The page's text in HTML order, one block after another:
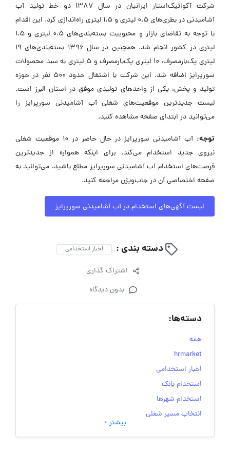
شرکت آکواتیک‌استار ایرانیان در سال ۱۳۸۷ دو خط تولید آب
آشامیدنی در بطری‌های ۰.۵ لیتری و ۱.۵ لیتری راه‌اندازی کرد. این اقدام
با توجه به تقاضای بازار و محبوبیت بسته‌بندی‌های ۰.۵ لیتری و ۱.۵
لیتری در کشور انجام شد. همچنین در سال ۱۳۹۶ بسته‌بندی‌های ۱۹
لیتری یک‌بارمصرف، ۱۰ لیتری یک‌بارمصرف و ۵ لیتری به سبد محصولات
سورپرایز اضافه شد. این شرکت با اشتغال حدود ۵۰۰ نفر در حوزه
تولید و پخش، یکی از واحدهای تولیدی موفق در استان البرز است.
لیست جدیدترین موقعیت‌های شغلی آب آشامیدنی سورپرایز را
می‌توانید در ابتدای صفحه مشاهده کنید.
توجه:
آب آشامیدنی سورپرایز در حال حاضر در ۱۰ موقعیت شغلی
نیروی جدید استخدام می‌کند. برای اینکه همواره از جدیدترین
فرصت‌های استخدام آب آشامیدنی سورپرایز مطلع باشید، می‌توانید به
صفحه اختصاصی آن در جاب‌ویژن مراجعه کنید.
لیست آگهی‌های استخدام در آب آشامیدنی سورپرایز
دسته بندی : اخبار استخدامی
اشتراک گذاری
بدون دیدگاه
دسته‌ها:
همه
hrmarket
اخبار استخدامی
استخدام بانک
استخدام شهرها
انتخاب مسیر شغلی
به‌روزرسانی‌های سایت (کارجویی)
بیشتر +